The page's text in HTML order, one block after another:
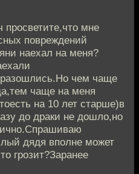
мне
повреждений
наехал на меня?
разошлись.Но чем чаще
чаще на меня
на 10 лет старше)в
до драки не дошло,но
дядя вполне может
грозит?Заранее